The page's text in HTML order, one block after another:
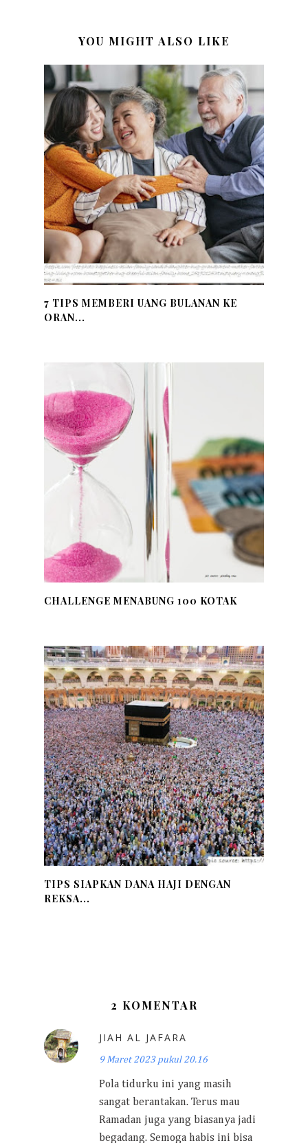
YOU MIGHT ALSO LIKE
7 TIPS MEMBERI UANG BULANAN KE
ORAN...
CHALLENGE MENABUNG 100 KOTAK
TIPS SIAPKAN DANA HAJI DENGAN
REKSA...
2 KOMENTAR
JIAH AL JAFARA
9 Maret 2023 pukul 20.16
Pola tidurku ini yang masih
sangat berantakan. Terus mau
Ramadan juga yang biasanya jadi
begadang. Semoga habis ini bisa